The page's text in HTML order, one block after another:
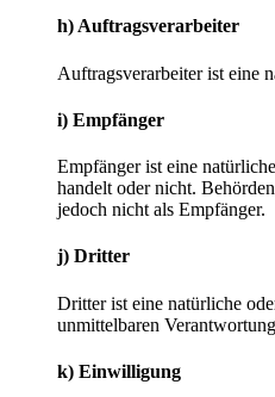
h) Auftragsverarbeiter
Auftragsverarbeiter ist eine
i) Empfänger
Empfänger ist eine
handelt oder nicht.
jedoch nicht als Empfänger.
j) Dritter
Dritter ist eine natürliche
unmittelbaren
k) Einwilligung